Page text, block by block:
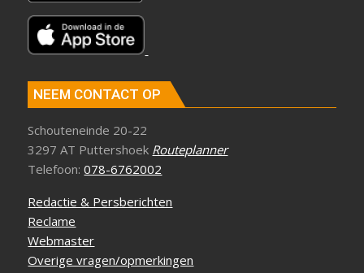
NEEM CONTACT OP
Schouteneinde 20-22
3297 AT Puttershoek Routeplanner
Telefoon:078-6762002
Redactie & Persberichten
Reclame
Webmaster
Overige vragen/opmerkingen